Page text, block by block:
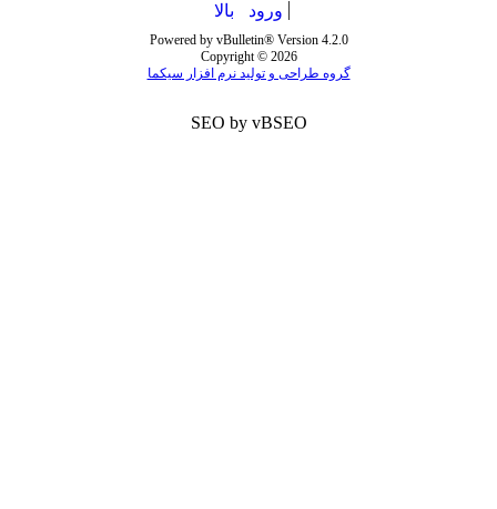
ورود بالا
Powered by vBulletin® Version 4.2.0
Copyright © 2026
گروه طراحی و تولید نرم افزار سیکما
SEO by vBSEO